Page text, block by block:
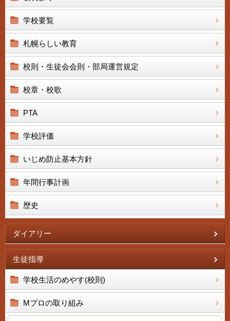
学校要覧
札幌らしい教育
校則・生徒会会則・部局運営規定
校章・校歌
PTA
学校評価
いじめ防止基本方針
年間行事計画
歴史
ダイアリー
生徒指導
学校生活のめやす(校則)
Mプロの取り組み